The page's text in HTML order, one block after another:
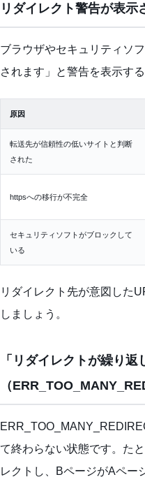
リダイレクト警告が表示
ブラウザやセキュリティソ
されます」と警告を表示す
原因
転送先が信頼性の低いサイトと判断
された
httpsへの移行が不完全
セキュリティソフトがブロックして
いる
リダイレクト先が意図した
しましょう。
「リダイレクトが繰り返
（
て終わらない状態です。た
レクトし、BページがAペー